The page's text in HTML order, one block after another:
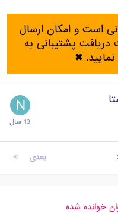
است و امکان ارسال
پشتیبانی به
✖
بعدی
خوانده شده